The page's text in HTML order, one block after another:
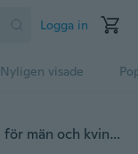
Logga in
Nyligen visade
Kinesisk silkesdrake kläd pyjamas Både för män och kvinnor